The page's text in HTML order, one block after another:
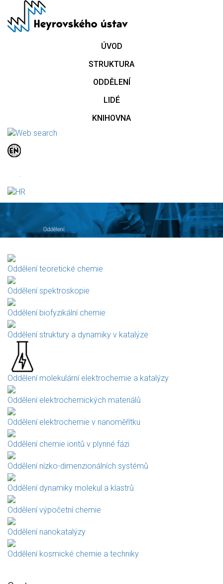
hlavnímu
ÚVOD
STRUKTURA
ODDĚLENÍ
LIDÉ
KNIHOVNA
Oddělení teoretické chemie
Oddělení spektroskopie
Oddělení biofyzikální chemie
Oddělení struktury a dynamiky v katalýze
Oddělení molekulární elektrochemie a katalýzy
Oddělení elektrochemických materiálů
Oddělení elektrochemie v nanoměřítku
Oddělení chemie iontů v plynné fázi
Oddělení nízko-dimenzionálních systémů
Oddělení dynamiky molekul a klastrů
Oddělení výpočetní chemie
Oddělení nanokatalýzy
Oddělení kosmické chemie a techniky